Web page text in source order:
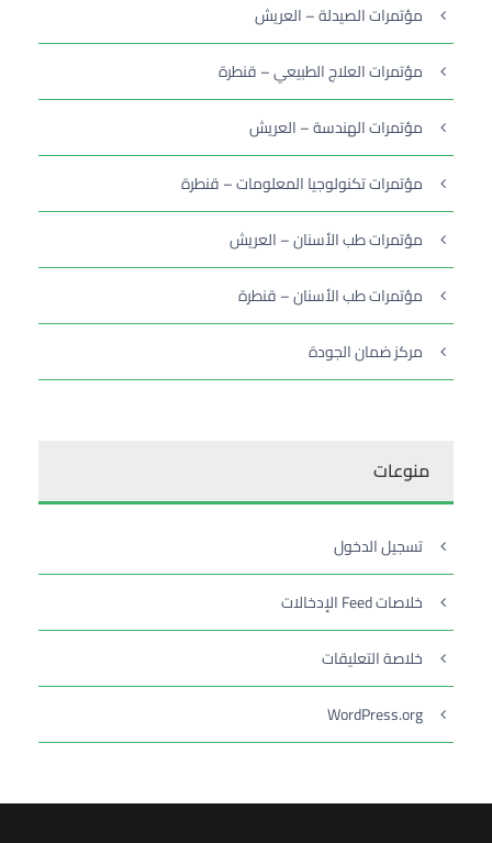
مؤتمرات الصيدلة – العريش
مؤتمرات العلاج الطبيعي – قنطرة
مؤتمرات الهندسة – العريش
مؤتمرات تكنولوجيا المعلومات – قنطرة
مؤتمرات طب الأسنان – العريش
مؤتمرات طب الأسنان – قنطرة
مركز ضمان الجودة
منوعات
تسجيل الدخول
خلاصات Feed الإدخالات
خلاصة التعليقات
WordPress.org